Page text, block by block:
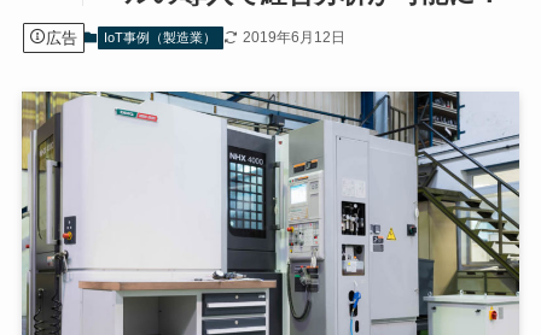
広告 IoT事例（製造業） 2019年6月12日